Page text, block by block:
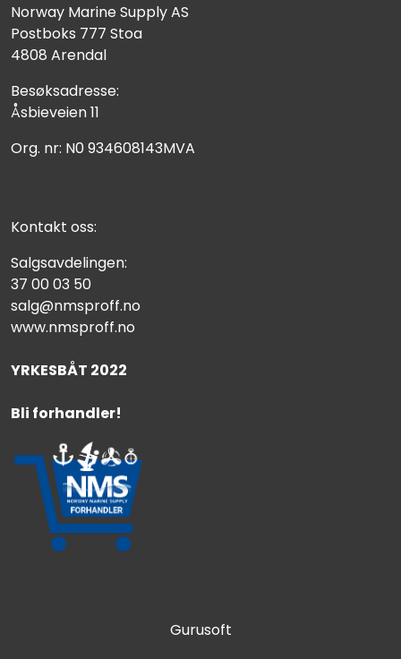
Norway Marine Supply AS
Postboks 777 Stoa
4808 Arendal
Besøksadresse:
Åsbieveien 11
Org. nr: N0 934608143MVA
Kontakt oss:
Salgsavdelingen:
37 00 03 50
salg@nmsproff.no
www.nmsproff.no
YRKESBÅT 2022
Bli forhandler!
Gurusoft